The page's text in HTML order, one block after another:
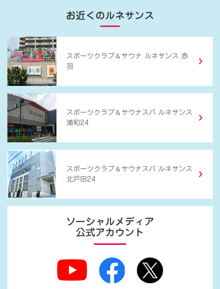
お近くのルネサンス
スポーツクラブ ＆ サウナ ルネサンス 赤
羽
スポーツクラブ ＆ サウナスパ ルネサンス
浦和24
スポーツクラブ ＆ サウナスパ ルネサンス
北戸田24
ソーシャルメディア
公式アカウント